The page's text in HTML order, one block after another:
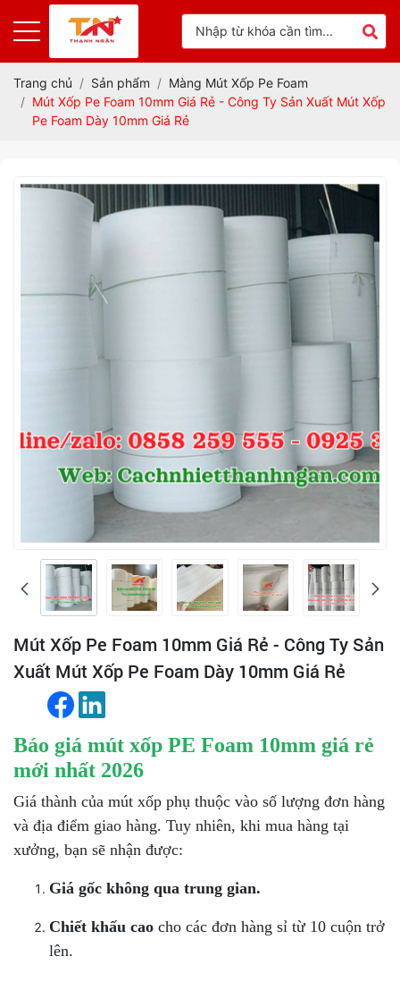
Trang chủ Sản phẩm
Màng Mút Xốp Pe Foam
Mút Xốp Pe Foam 10mm Giá Rẻ - Công Ty Sản Xuất Mút Xốp
Pe Foam Dày 10mm Giá Rẻ
Mút Xốp Pe Foam 10mm Giá Rẻ - Công Ty Sản
Xuất Mút Xốp Pe Foam Dày 10mm Giá Rẻ
Báo giá mút xốp PE Foam 10mm giá rẻ
mới nhất 2026
Giá thành của mút xốp phụ thuộc vào số lượng đơn hàng
và địa điểm giao hàng. Tuy nhiên, khi mua hàng tại
xưởng, bạn sẽ nhận được:
Giá gốc không qua trung gian.
Chiết khấu cao cho các đơn hàng sỉ từ 10 cuộn trở
lên.